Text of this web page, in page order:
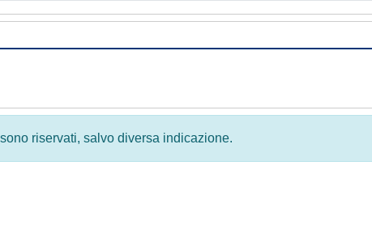
riservati, salvo diversa indicazione.